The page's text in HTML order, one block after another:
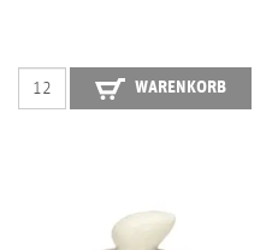
WARENKORB